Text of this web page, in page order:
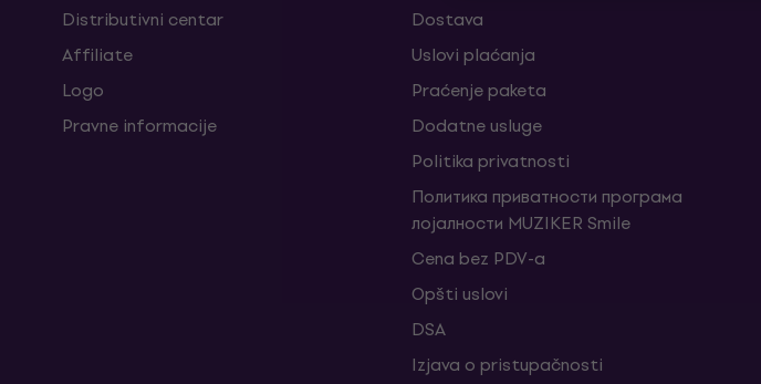
Distributivni centar
Affiliate
Logo
Pravne informacije
Dostava
Uslovi plaćanja
Praćenje paketa
Dodatne usluge
Politika privatnosti
Политика приватности програма
лојалности MUZIKER Smile
Cena bez PDV-a
Opšti uslovi
DSA
Izjava o pristupačnosti